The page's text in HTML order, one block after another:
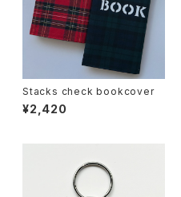
Stacks check bookcover
¥2,420